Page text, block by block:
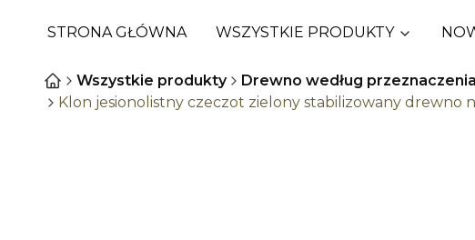
STRONA GŁÓWNA WSZYSTKIE PRODUKTY
Wszystkie produkty Drewno według przeznaczenia
Klon jesionolistny czeczot zielony stabilizowany drewno